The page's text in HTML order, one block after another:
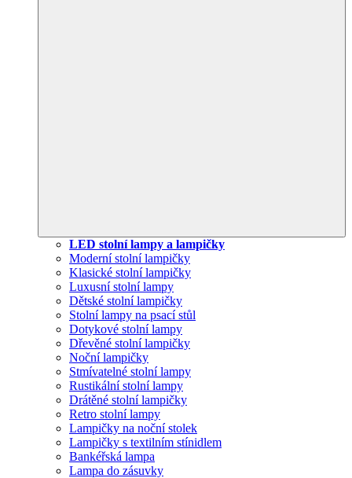
LED stolní lampy a lampičky
Moderní stolní lampičky
Klasické stolní lampičky
Luxusní stolní lampy
Dětské stolní lampičky
Stolní lampy na psací stůl
Dotykové stolní lampy
Dřevěné stolní lampičky
Noční lampičky
Stmívatelné stolní lampy
Rustikální stolní lampy
Drátěné stolní lampičky
Retro stolní lampy
Lampičky na noční stolek
Lampičky s textilním stínidlem
Bankéřská lampa
Lampa do zásuvky